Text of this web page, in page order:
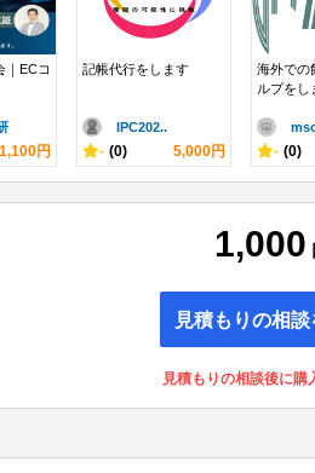
｜ECコ
1,100円
記帳代行をします
IPC202..
- (0) 5,000円
海外での
ルプをし
- (0)
1,000
見積もりの相
見積もりの相談後に購